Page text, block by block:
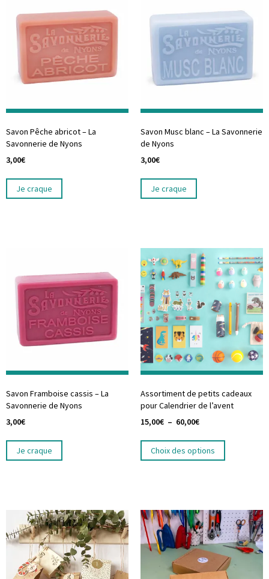
Savon Pêche abricot – La
Savonnerie de Nyons
3,00€
Je craque
Savon Musc blanc – La Savonnerie
de Nyons
3,00€
Je craque
Savon Framboise cassis – La
Savonnerie de Nyons
3,00€
Je craque
Assortiment de petits cadeaux
pour Calendrier de l’avent
15,00€ – 60,00€
Choix des options